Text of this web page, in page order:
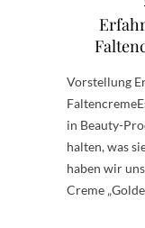
Vorstellung
in Beauty-
halten, was
haben wir
Creme